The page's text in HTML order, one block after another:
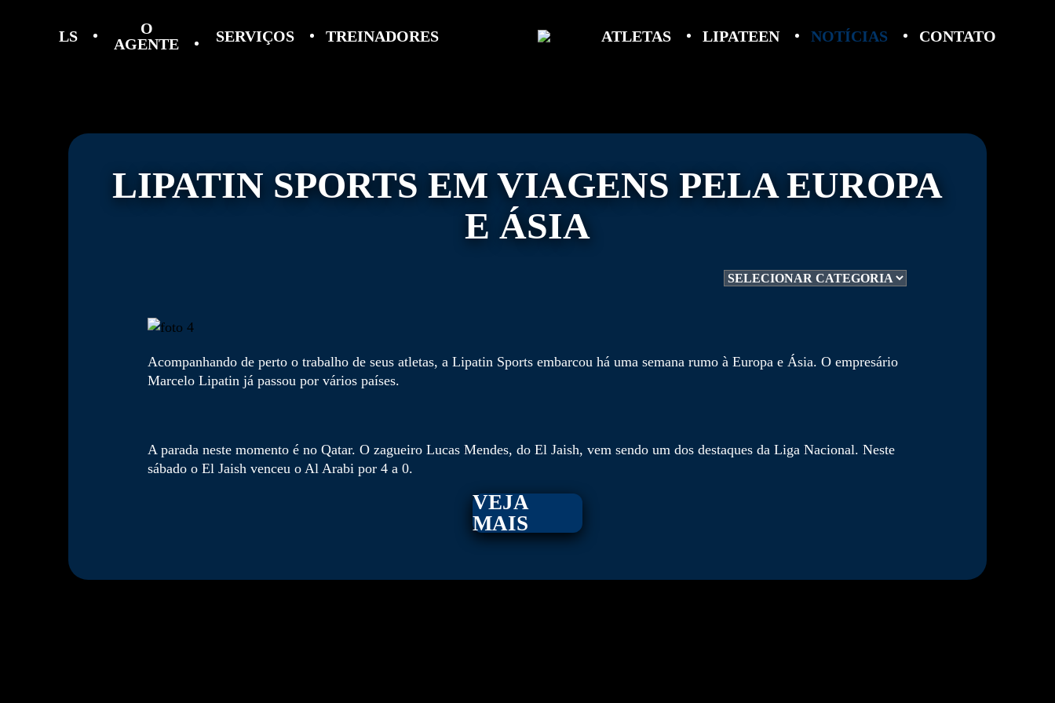
LS
O
AGENTE
SERVIÇOS TREINADORES ATLETAS LIPATEEN NOTÍCIAS CONTATO
LIPATIN SPORTS EM VIAGENS PELA EUROPA
E ÁSIA
Acompanhando de perto o trabalho de seus atletas, a Lipatin Sports embarcou há uma semana rumo à Europa e Ásia. O empresário
Marcelo Lipatin já passou por vários países.
A parada neste momento é no Qatar. O zagueiro Lucas Mendes, do El Jaish, vem sendo um dos destaques da Liga Nacional. Neste
sábado o El Jaish venceu o Al Arabi por 4 a 0.
VEJA
MAIS